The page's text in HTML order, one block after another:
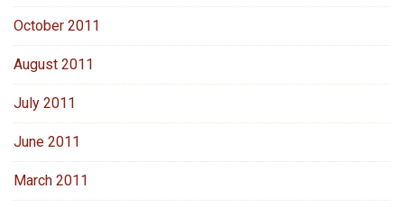
October 2011
August 2011
July 2011
June 2011
March 2011